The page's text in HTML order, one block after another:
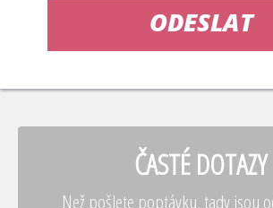
ODESLAT
ČASTÉ DOTAZY
Než pošlete poptávku, tady jsou